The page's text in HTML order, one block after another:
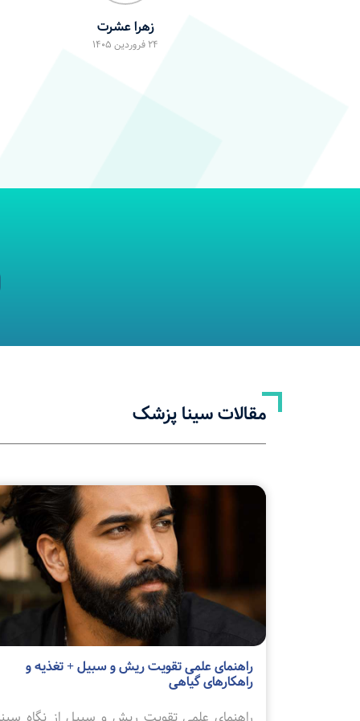
معصومه بی‌طرف حقیقی
23 فروردین 1405
مقالات سینا پزشک
راهنمای علمی تقویت ریش و سبیل + تغذیه و
راهکارهای گیاهی